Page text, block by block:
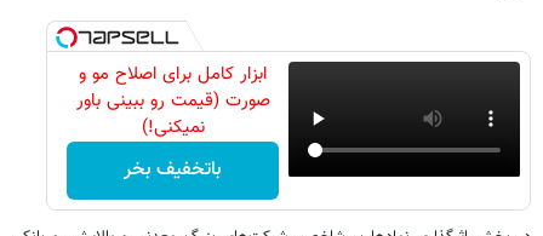
ابزار کامل برای اصلاح مو و
صورت (قیمت رو ببینی باور
نمیکنی!)
باتخفیف بخر